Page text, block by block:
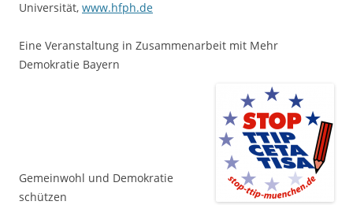
Universität, www.hfph.de
Eine Veranstaltung in Zusammenarbeit mit Mehr
Demokratie Bayern
Gemeinwohl und Demokratie
schützen